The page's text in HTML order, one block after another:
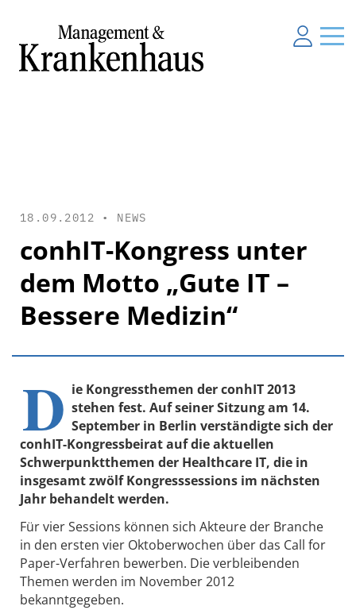
18.09.2012 • NEWS
conhIT-Kongress unter
dem Motto „Gute IT –
Bessere Medizin“
D ie Kongressthemen der conhIT 2013
stehen fest. Auf seiner Sitzung am 14.
September in Berlin verständigte sich der
conhIT-Kongressbeirat auf die aktuellen
Schwerpunktthemen der Healthcare IT, die in
insgesamt zwölf Kongresssessions im nächsten
Jahr behandelt werden.
Für vier Sessions können sich Akteure der Branche
in den ersten vier Oktoberwochen über das Call for
Paper-Verfahren bewerben. Die verbleibenden
Themen werden im November 2012
bekanntgegeben.